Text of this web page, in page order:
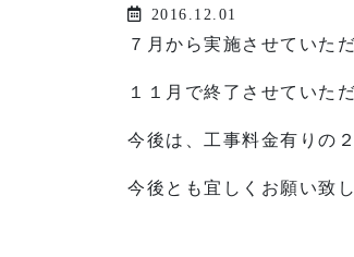
2016.12.01
７月から実施させていた
１１月で終了させていた
今後は、工事料金有りの
今後とも宜しくお願い致し